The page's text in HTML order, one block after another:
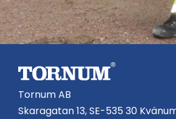
Tornum AB
Skaragatan 13, SE-535 30